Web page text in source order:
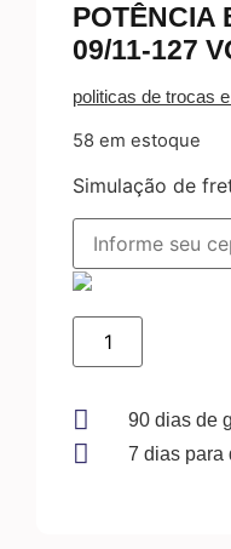
POTÊNCIA
09/11-127
politicas de trocas
58 em estoque
Simulação de
POTÊNCIA
BRASTEMP-
BWL
VOLTS-
ORIGINAL
quantidade
90 dias de
7 dias para